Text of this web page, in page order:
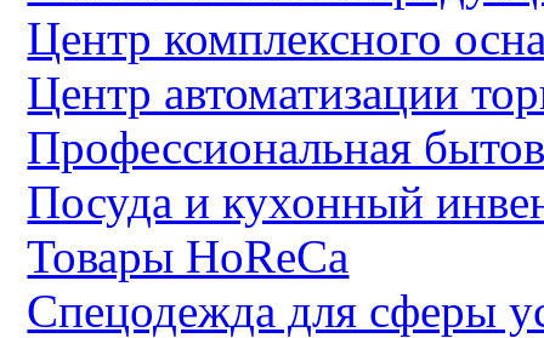
Центр комплексного
Центр автоматизации
Профессиональная
Посуда и кухонный
Товары HoReCa
Спецодежда для сферы